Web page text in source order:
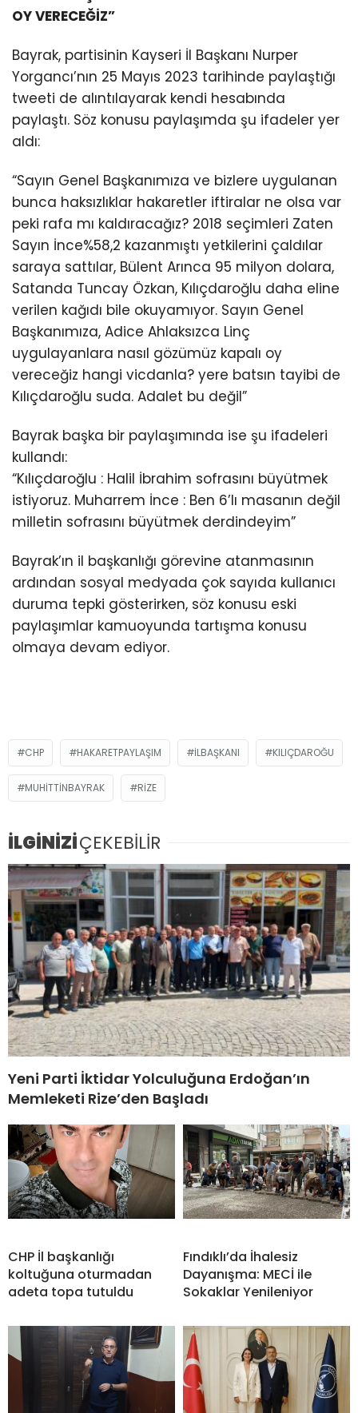
OY VERECEĞİZ”
Bayrak, partisinin Kayseri İl Başkanı Nurper
Yorgancı’nın 25 Mayıs 2023 tarihinde paylaştığı
tweeti de alıntılayarak kendi hesabında
paylaştı. Söz konusu paylaşımda şu ifadeler yer
aldı:
“Sayın Genel Başkanımıza ve bizlere uygulanan
bunca haksızlıklar hakaretler iftiralar ne olsa var
peki rafa mı kaldıracağız? 2018 seçimleri Zaten
Sayın İnce%58,2 kazanmıştı yetkilerini çaldılar
saraya sattılar, Bülent Arınca 95 milyon dolara,
Satanda Tuncay Özkan, Kılıçdaroğlu daha eline
verilen kağıdı bile okuyamıyor. Sayın Genel
Başkanımıza, Adice Ahlaksızca Linç
uygulayanlara nasıl gözümüz kapalı oy
vereceğiz hangi vicdanla? yere batsın tayibi de
Kılıçdaroğlu suda. Adalet bu değil”
Bayrak başka bir paylaşımında ise şu ifadeleri
kullandı:
“Kılıçdaroğlu : Halil İbrahim sofrasını büyütmek
istiyoruz. Muharrem İnce : Ben 6’lı masanın değil
milletin sofrasını büyütmek derdindeyim”
Bayrak’ın il başkanlığı görevine atanmasının
ardından sosyal medyada çok sayıda kullanıcı
duruma tepki gösterirken, söz konusu eski
paylaşımlar kamuoyunda tartışma konusu
olmaya devam ediyor.
CHP HAKARETPAYLAŞIM ILBAŞKANI KILIÇDAROĞU
MUHITTINBAYRAK RIZE
İLGİNİZİÇEKEBİLİR
Yeni Parti İktidar Yolculuğuna Erdoğan’ın
Memleketi Rize’den Başladı
CHP İl başkanlığı
koltuğuna oturmadan
adeta topa tutuldu
Fındıklı’da İhalesiz
Dayanışma: MECİ ile
Sokaklar Yenileniyor